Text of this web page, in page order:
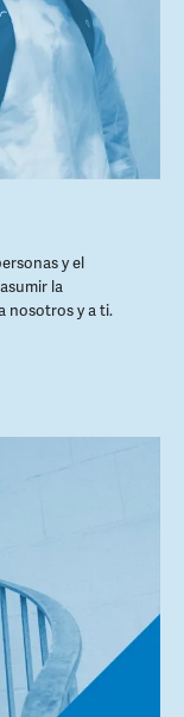
y el
la
nosotros y a ti.